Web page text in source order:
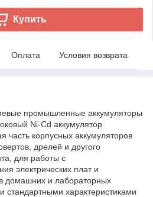
Купить
Оплата Условия возврата
промышленные аккумуляторы
Ni-Cd аккумулятор
часть корпусных аккумуляторов
дрелей и другого
для работы с
электрических плат и
домашних и лабораторных
стандартными характеристиками